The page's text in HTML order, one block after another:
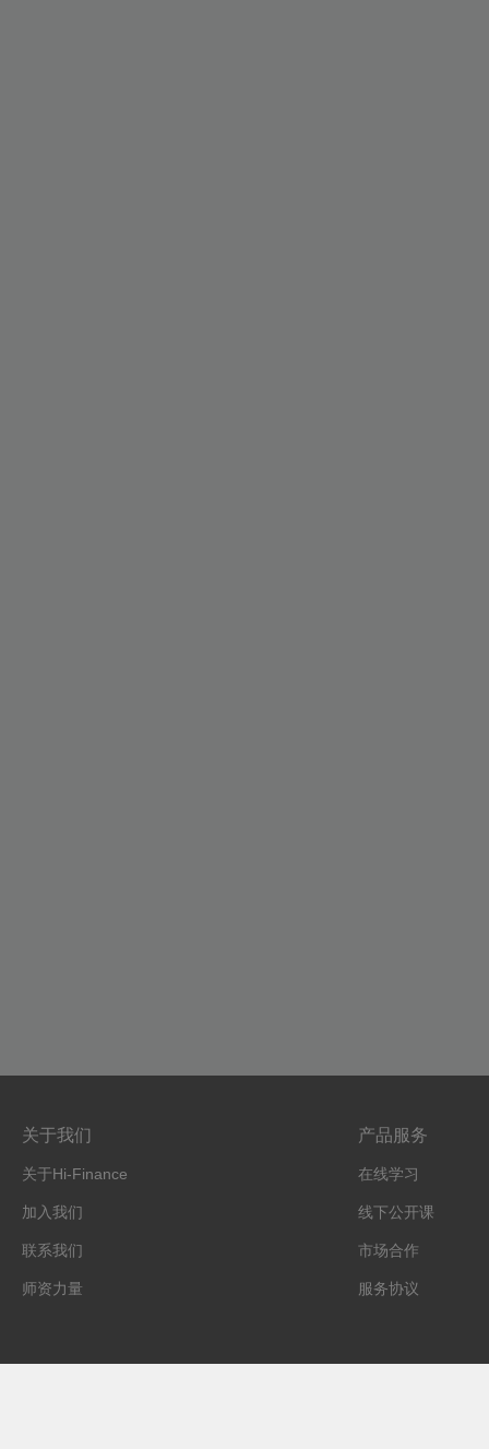
关于我们
关于Hi-Finance
加入我们
联系我们
师资力量
产品服务
在线学习
线下公开课
市场合作
服务协议